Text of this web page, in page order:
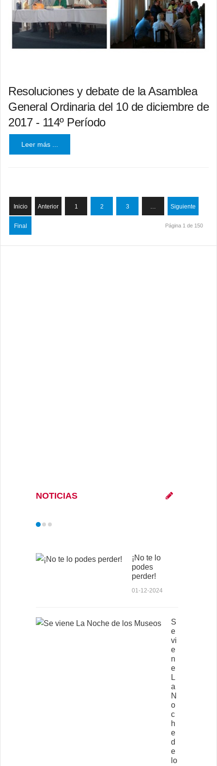
Resoluciones y debate de la Asamblea
General Ordinaria del 10 de diciembre de
2017 - 114º Período
Leer más ...
Inicio Anterior 1 2 3 … Siguiente
Final Página 1 de 150
NOTICIAS
¡No te lo
podes
perder!
01-12-2024
S
e
vi
e
n
e
L
a
N
o
c
h
e
d
e
lo